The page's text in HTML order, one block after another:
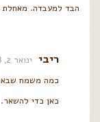
הבד למעבדה. מאחלת
ריבי ינואר 2, 2018 בשעה 1:19 pm
כמה משמח
כאן כדי להשאר.